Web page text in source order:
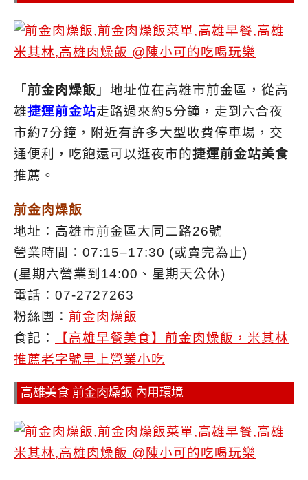
「 前金肉燥飯 」地址位在高雄市前金區，從高
雄捷運前金站走路過來約5分鐘，走到六合夜
市約7分鐘，附近有許多大型收費停車場，交
通便利，吃飽還可以逛夜市的捷運前金站美食
推薦。
前金肉燥飯
地址：高雄市前金區大同二路26號
營業時間：07:15–17:30 (或賣完為止)
(星期六營業到14:00、星期天公休)
電話：07-2727263
粉絲團： 前金肉燥飯
食記：
【高雄早餐美食】前金肉燥飯，米其林
推薦老字號早上營業小吃
高雄美食 前金肉燥飯 內用環境